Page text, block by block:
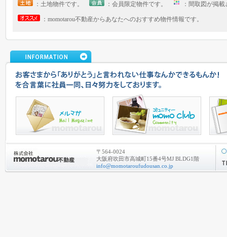
：土地物件です。 ：会員限定物件です。 ：間取図が掲
：momotarou不動産からあなたへのおすすめ物件情報です。
〒564-0024
大阪府吹田市高城町15番4号MJ BLDG1階
info@momotaroufudousan.co.jp